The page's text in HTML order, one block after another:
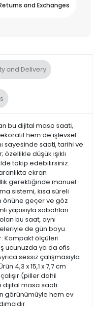
and Exchanges
and Delivery
bu dijital masa saati,
hem de işlevsel
sayesinde saati, tarihi ve
özellikle düşük ışıklı
takip edebilirsiniz.
ekran
gerektiğinde manuel
sistemi, kısa süreli
önüne geçer ve göz
yapısıyla sabahları
bu saat, aynı
de gün boyu
Kompakt ölçüleri
ucunuzda ya da ofis
sessiz çalışmasıyla
4,3 x 15,1 x 7,7 cm
(piller dahil
dijital masa saati
görünümüyle hem ev